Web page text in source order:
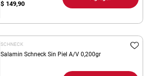
$ 149,90
SCHNECK
Salamin Schneck Sin Piel A/V 0,200gr